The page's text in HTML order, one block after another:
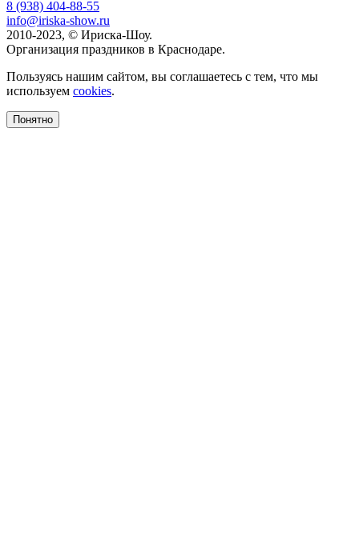
8 (938) 404-88-55
info@iriska-show.ru
2010-2023, © Ириска-Шоу.
Организация праздников в Краснодаре.
Пользуясь нашим сайтом, вы соглашаетесь с тем, что мы
используем cookies.
Понятно